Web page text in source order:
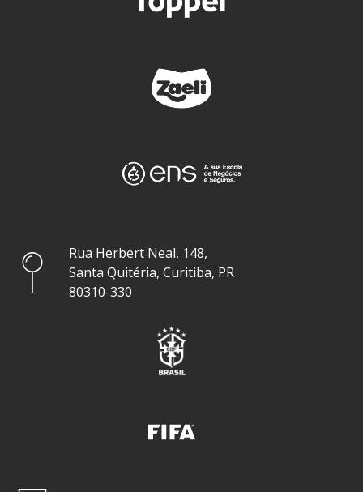
Rua Herbert Neal, 148,
Santa Quitéria, Curitiba, PR
80310-330